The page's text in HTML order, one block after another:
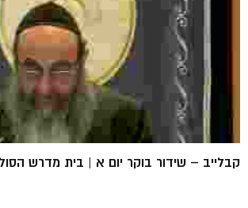
קבלייב – שידור בוקר יום א | בית מדרש